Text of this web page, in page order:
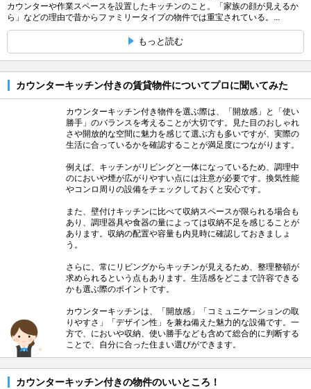
カウンターや作業スペースを設置したキッチンのこと。「家族の顔が見えるか
ら」などの理由で昔からファミリータイプの物件では重宝されている。...
もっと読む
カウンターキッチン付きの賃貸物件についてプロに聞いてみた
カウンターキッチン付き物件を選ぶ際は、「開放感」と「使い
勝手」のバランスを考えることが大切です。見た目のおしゃれ
さや開放的な空間に魅力を感じて選ぶ方も多いですが、実際の
生活に合っているかを確認することが満足度につながります。
例えば、キッチンがリビングと一体になっているため、調理中
のにおいや煙が広がりやすい点には注意が必要です。換気性能
やコンロ周りの設備をチェックしておくと安心です。
また、壁付けキッチンに比べて収納スペースが限られる場合も
あり、調理器具や食器の量によっては収納不足を感じることが
あります。収納の配置や容量も内見時に確認しておきましょ
う。
さらに、常にリビングからキッチンが見えるため、整理整頓が
求められるという点もあります。生活感をどこまで許容できる
かも選ぶ際のポイントです。
カウンターキッチンは、「開放感」「コミュニケーションの取
りやすさ」「デザイン性」を兼ね備えた魅力的な設備です。一
方で、においや収納、使い勝手なども含めて総合的に判断する
ことで、自分に合った住まい選びができます。
カウンターキッチン付きの物件のいいところ！